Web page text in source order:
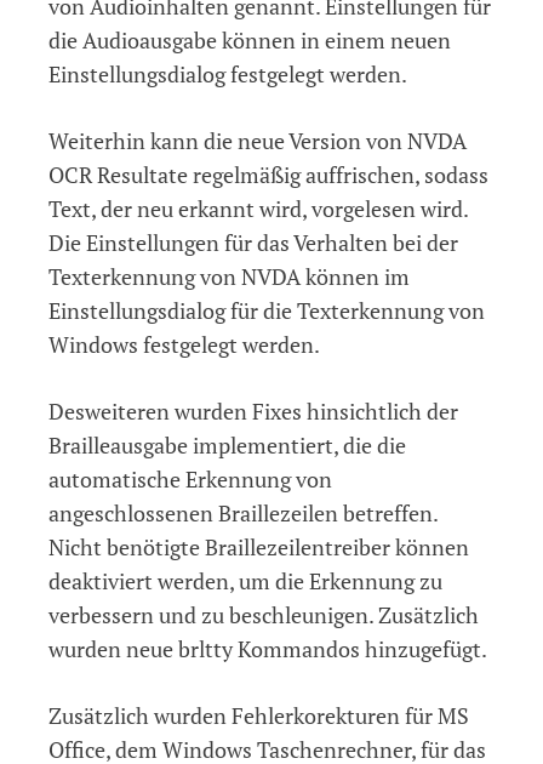
die Audioausgabe können in einem neuen
Einstellungsdialog festgelegt werden.
Weiterhin kann die neue Version von NVDA
OCR Resultate regelmäßig auffrischen, sodass
Text, der neu erkannt wird, vorgelesen wird.
Die Einstellungen für das Verhalten bei der
Texterkennung von NVDA können im
Einstellungsdialog für die Texterkennung von
Windows festgelegt werden.
Desweiteren wurden Fixes hinsichtlich der
Brailleausgabe implementiert, die die
automatische Erkennung von
angeschlossenen Braillezeilen betreffen.
Nicht benötigte Braillezeilentreiber können
deaktiviert werden, um die Erkennung zu
verbessern und zu beschleunigen. Zusätzlich
wurden neue brltty Kommandos hinzugefügt.
Zusätzlich wurden Fehlerkorekturen für MS
Office, dem Windows Taschenrechner, für das